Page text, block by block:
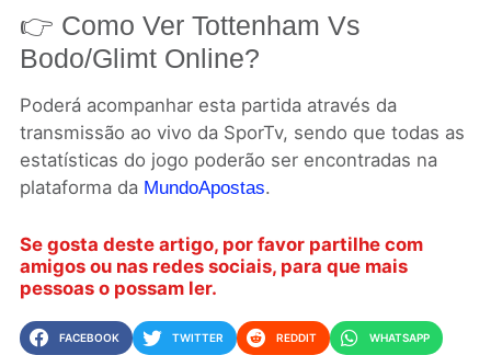
👉 Como Ver Tottenham Vs
Bodo/Glimt Online?
Poderá acompanhar esta partida através da
transmissão ao vivo da SporTv, sendo que todas as
estatísticas do jogo poderão ser encontradas na
plataforma da MundoApostas.
Se gosta deste artigo, por favor partilhe com
amigos ou nas redes sociais, para que mais
pessoas o possam ler.
FACEBOOK TWITTER REDDIT WHATSAPP